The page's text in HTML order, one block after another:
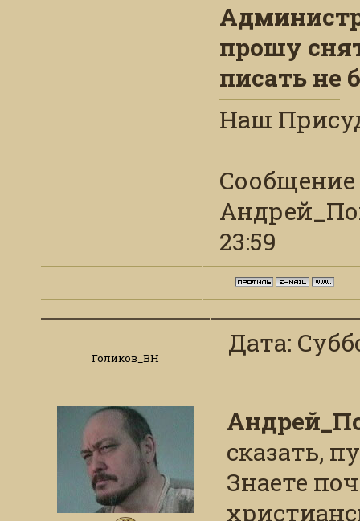
прошу
писать не
Наш
23:59
Голиков_ВН Дата:
сказать,
Знаете